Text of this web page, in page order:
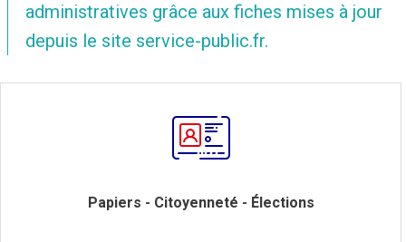
administratives grâce aux fiches mises à jour
depuis le site service-public.fr.
Papiers - Citoyenneté - Élections